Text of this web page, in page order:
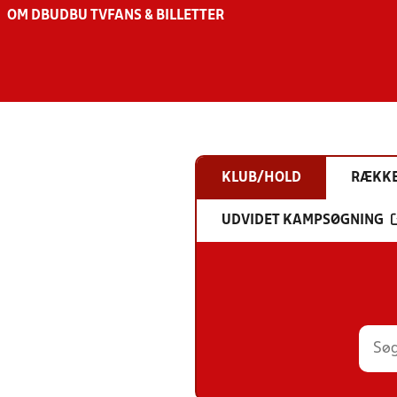
OM DBU DBU TV FANS & BILLETTER
KLUB/HOLD
UDVIDET KAMPSØGNING